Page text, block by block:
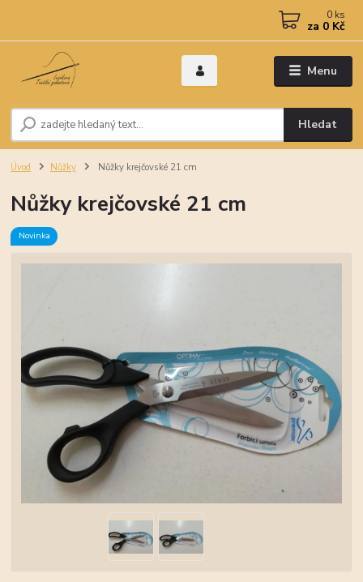
Menu
Hledat
0 ks
za 0 Kč
Úvod Nůžky Nůžky krejčovské 21 cm
Nůžky krejčovské 21 cm
Novinka